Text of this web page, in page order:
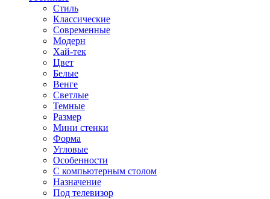
Стиль
Классические
Современные
Модерн
Хай-тек
Цвет
Белые
Венге
Светлые
Темные
Размер
Мини стенки
Форма
Угловые
Особенности
С компьютерным столом
Назначение
Под телевизор